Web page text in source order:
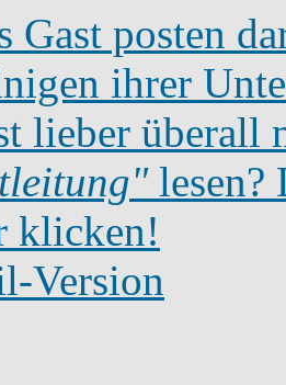
Gast posten
ihrer
lieber überall
lesen?
klicken!
Version